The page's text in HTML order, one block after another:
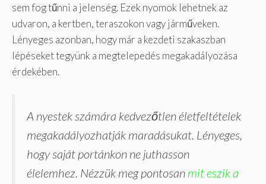
sem fog tűnni a jelenség. Ezek nyomok lehetnek az
udvaron, a kertben, teraszokon vagy járműveken.
Lényeges azonban, hogy már a kezdeti szakaszban
lépéseket tegyünk a megtelepedés megakadályozása
érdekében.
A nyestek számára kedvezőtlen életfeltételek
megakadályozhatják maradásukat. Lényeges,
hogy saját portánkon ne juthasson
élelemhez. Nézzük meg pontosan mit eszik a